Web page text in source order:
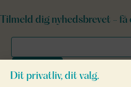
Tilmeld dig nyhedsbrevet -